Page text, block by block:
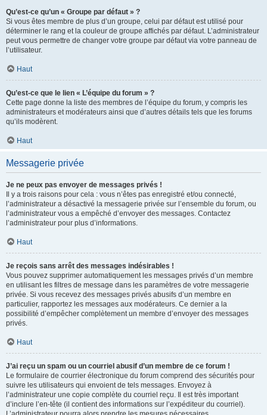
Qu’est-ce qu’un « Groupe par défaut » ?
Si vous êtes membre de plus d’un groupe, celui par défaut est utilisé pour
déterminer le rang et la couleur de groupe affichés par défaut. L’administrateur
peut vous permettre de changer votre groupe par défaut via votre panneau de
l’utilisateur.
Haut
Qu’est-ce que le lien « L’équipe du forum » ?
Cette page donne la liste des membres de l’équipe du forum, y compris les
administrateurs et modérateurs ainsi que d’autres détails tels que les forums
qu’ils modèrent.
Haut
Messagerie privée
Je ne peux pas envoyer de messages privés !
Il y a trois raisons pour cela : vous n’êtes pas enregistré et/ou connecté,
l’administrateur a désactivé la messagerie privée sur l’ensemble du forum, ou
l’administrateur vous a empêché d’envoyer des messages. Contactez
l’administrateur pour plus d’informations.
Haut
Je reçois sans arrêt des messages indésirables !
Vous pouvez supprimer automatiquement les messages privés d’un membre
en utilisant les filtres de message dans les paramètres de votre messagerie
privée. Si vous recevez des messages privés abusifs d’un membre en
particulier, rapportez les messages aux modérateurs. Ce dernier a la
possibilité d’empêcher complètement un membre d’envoyer des messages
privés.
Haut
J’ai reçu un spam ou un courriel abusif d’un membre de ce forum !
Le formulaire de courrier électronique du forum comprend des sécurités pour
suivre les utilisateurs qui envoient de tels messages. Envoyez à
l’administrateur une copie complète du courriel reçu. Il est très important
d’inclure l’en-tête (il contient des informations sur l’expéditeur du courriel).